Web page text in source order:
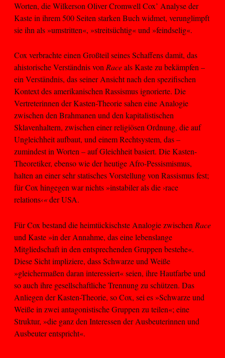
Worten, die Wilkerson Oliver Cromwell Cox’ Analyse der
Kaste in ihrem 500 Seiten starken Buch widmet, verunglimpft
sie ihn als »umstritten«, »streitsüchtig« und »feindselig«.
Cox verbrachte einen Großteil seines Schaffens damit, das
ahistorische Verständnis von Raceals Kaste zu bekämpfen –
ein Verständnis, das seiner Ansicht nach den spezifischen
Kontext des amerikanischen Rassismus ignorierte. Die
Vertreterinnen der Kasten-Theorie sahen eine Analogie
zwischen den Brahmanen und den kapitalistischen
Sklavenhaltern, zwischen einer religiösen Ordnung, die auf
Ungleichheit aufbaut, und einem Rechtsystem, das –
zumindest in Worten – auf Gleichheit basiert. Die Kasten-
Theoretiker, ebenso wie der heutige Afro-Pessismismus,
halten an einer sehr statisches Vorstellung von Rassismus fest;
für Cox hingegen war nichts »instabiler als die ›race
relations‹«der USA.
Für Cox bestand die heimtückischste Analogie zwischen Race
und Kaste »in der Annahme, das eine lebenslange
Mitgliedschaft in den entsprechenden Gruppen bestehe«.
Diese Sicht impliziere, dass Schwarze und Weiße
»gleichermaßen daran interessiert« seien, ihre Hautfarbe und
so auch ihre gesellschaftliche Trennung zu schützen. Das
Anliegen der Kasten-Theorie, so Cox, sei es »Schwarze und
Weiße in zwei antagonistische Gruppen zu teilen«; eine
Struktur, »die ganz den Interessen der Ausbeuterinnen und
Ausbeuter entspricht«.